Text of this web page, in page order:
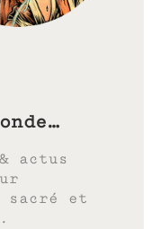
actus
sacré et